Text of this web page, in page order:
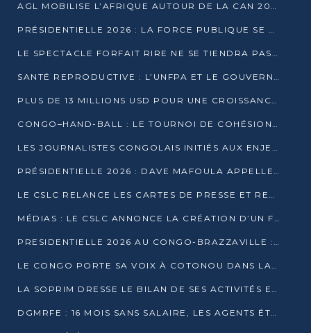
AGL MOBILISE L’AFRIQUE AUTOUR DE LA CAN 2025
PRÉSIDENTIELLE 2026 : LA FORCE PUBLIQUE SE PRÉPARE À SÉCURISER LE SCRUTIN
LE SPECTACLE FORFAIT RIRE NE SE TIENDRA PAS LE 1ER JANVIER
SANTÉ REPRODUCTIVE : L’UNFPA ET LE GOUVERNEMENT AFFINENT LES PRIORITÉS DE 2026
PLUS DE 13 MILLIONS USD POUR UNE CROISSANCE VERTE ET SOUVERAINE
CONGO–HAND-BALL : LE TOURNOI DE COHÉSION ET DE FRATERNITÉ ALLUME SES LAMPIONS À BRAZZAVILLE
LES JOURNALISTES CONGOLAIS INITIÉS AUX ENJEUX DE L’ÉCONOMIE BLEUE
PRÉSIDENTIELLE 2026 : DAVE MAFOULA APPELLE LES CONGOLAIS À UN « NOUVEAU DÉPART »
LE CSLC RELANCE LES CARTES DE PRESSE ET RECONNAÎT OFFICIELLEMENT LES MÉDIAS EN LIGNE
MÉDIAS : LE CSLC ANNONCE LA CRÉATION D’UN FONDS D’APPUI À LA PRESSE
PRESIDENTIELLE 2026 AU CONGO-BRAZZAVILLE : UN CASTING ÉLARGI
LE CONGO PORTE SA VOIX À COTONOU DANS LA LUTTE CONTRE LA TUBERCULOSE
LA SOPRIM DRESSE LE BILAN DE SES ACTIVITÉS ET FIXE DE NOUVELLES PRIORITÉS
DGMRFE : 16 MOIS SANS SALAIRE, LES AGENTS ÉTOUFFENT DANS LE SILENCE